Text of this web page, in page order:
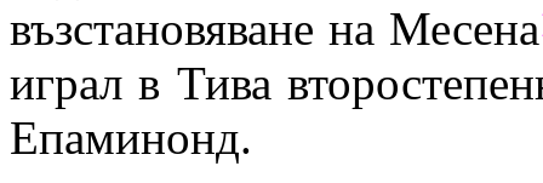
възстановяване на Месена
играл в Тива
Епаминонд.